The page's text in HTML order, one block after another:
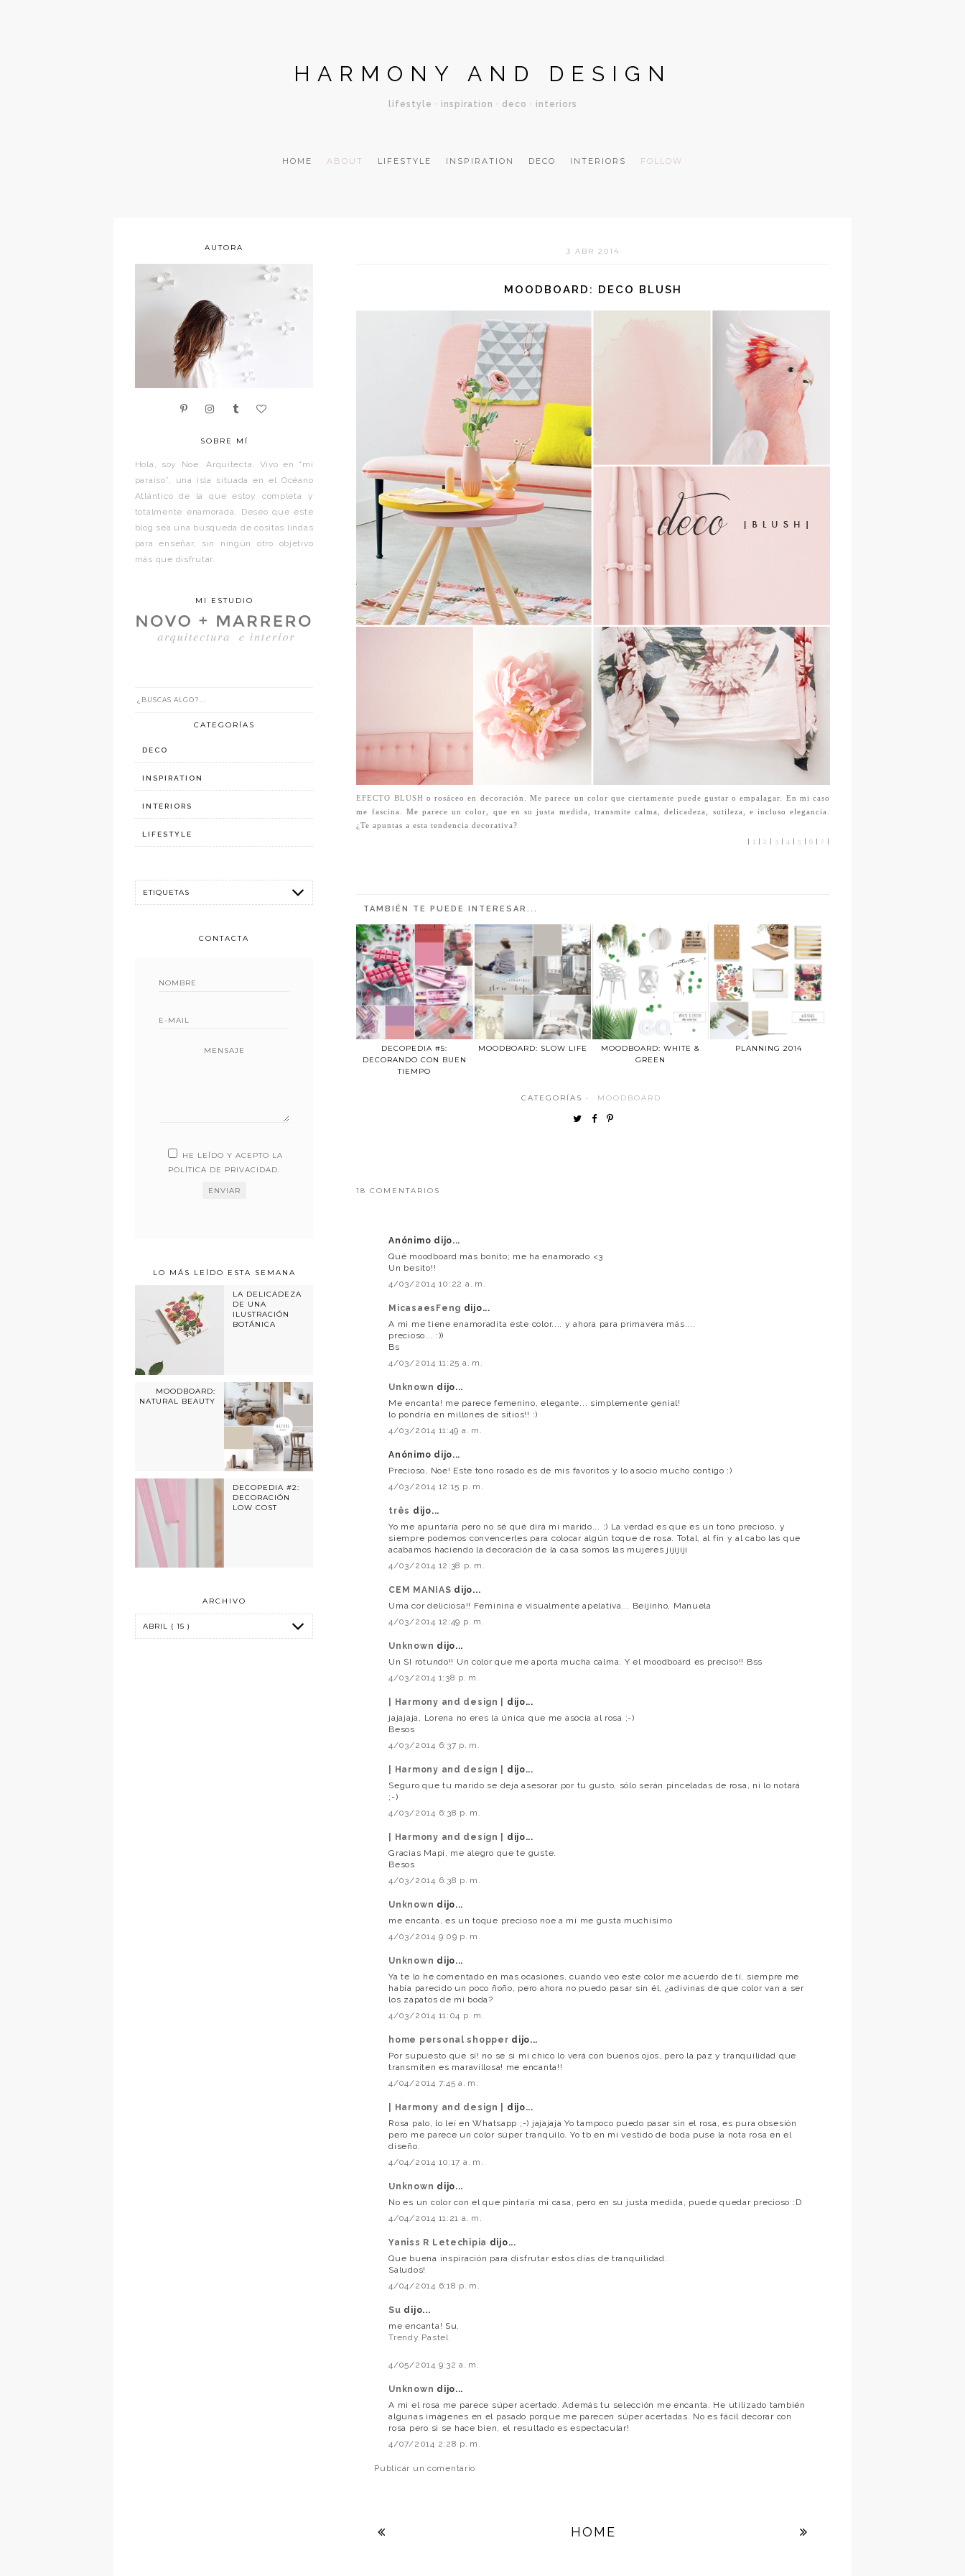
HARMONY AND DESIGN
lifestyle · inspiration · deco · interiors
HOME ABOUT LIFESTYLE INSPIRATION DECO INTERIORS FOLLOW
3 ABR 2014
MOODBOARD: DECO BLUSH
EFECTO BLUSH o rosáceo en decoración. Me parece un color que ciertamente puede gustar o empalagar. En mi caso
me fascina. Me parece un color, que en su justa medida, transmite calma, delicadeza, sutileza, e incluso elegancia.
¿Te apuntas a esta tendencia decorativa?
1 2 3 4 5 |6 |7
TAMBIÉN TE PUEDE INTERESAR...
DECOPEDIA #5:
DECORANDO CON BUEN
TIEMPO
MOODBOARD: SLOW LIFE
MOODBOARD: WHITE &
GREEN
PLANNING 2014
CATEGORÍAS · MOODBOARD
18 COMENTARIOS
Anónimo dijo...
Qué moodboard más bonito; me ha enamorado <3
Un besito!!
4/03/2014 10:22 a. m.
MicasaesFeng dijo...
A mi me tiene enamoradita este color.... y ahora para primavera más....
precioso... :))
Bs
4/03/2014 11:25 a. m.
Unknown dijo...
Me encanta! me parece femenino, elegante... simplemente genial!
lo pondría en millones de sitios!! :)
4/03/2014 11:49 a. m.
Anónimo dijo...
Precioso, Noe! Este tono rosado es de mis favoritos y lo asocio mucho contigo :)
4/03/2014 12:15 p. m.
três dijo...
Yo me apuntaría pero no sé qué dirá mi marido... ;) La verdad es que es un tono precioso, y
siempre podemos convencerles para colocar algún toque de rosa. Total, al fin y al cabo las que
acabamos haciendo la decoración de la casa somos las mujeres jijijiji
4/03/2014 12:38 p. m.
CEM MANIAS dijo...
Uma cor deliciosa!! Feminina e visualmente apelativa... Beijinho, Manuela
4/03/2014 12:49 p. m.
Unknown dijo...
Un SI rotundo!! Un color que me aporta mucha calma. Y el moodboard es preciso!! Bss
4/03/2014 1:38 p. m.
| Harmony and design | dijo...
jajajaja, Lorena no eres la única que me asocia al rosa ;-)
Besos
4/03/2014 6:37 p. m.
| Harmony and design | dijo...
Seguro que tu marido se deja asesorar por tu gusto, sólo serán pinceladas de rosa, ni lo notará
;-)
4/03/2014 6:38 p. m.
| Harmony and design | dijo...
Gracias Mapi, me alegro que te guste.
Besos
4/03/2014 6:38 p. m.
Unknown dijo...
me encanta, es un toque precioso noe a mí me gusta muchísimo
4/03/2014 9:09 p. m.
Unknown dijo...
Ya te lo he comentado en mas ocasiones, cuando veo este color me acuerdo de tí, siempre me
había parecido un poco ñoño, pero ahora no puedo pasar sin él, ¿adivinas de que color van a ser
los zapatos de mi boda?
4/03/2014 11:04 p. m.
home personal shopper dijo...
Por supuesto que sí! no se si mi chico lo verá con buenos ojos, pero la paz y tranquilidad que
transmiten es maravillosa! me encanta!!
4/04/2014 7:45 a. m.
| Harmony and design | dijo...
Rosa palo, lo leí en Whatsapp ;-) jajajaja Yo tampoco puedo pasar sin el rosa, es pura obsesión
pero me parece un color súper tranquilo. Yo tb en mi vestido de boda puse la nota rosa en el
diseño.
4/04/2014 10:17 a. m.
Unknown dijo...
No es un color con el que pintaría mi casa, pero en su justa medida, puede quedar precioso :D
4/04/2014 11:21 a. m.
Yaniss R Letechipia dijo...
Que buena inspiración para disfrutar estos días de tranquilidad.
Saludos!
4/04/2014 6:18 p. m.
Su dijo...
me encanta! Su.
Trendy Pastel
4/05/2014 9:32 a. m.
Unknown dijo...
A mi el rosa me parece súper acertado. Además tu selección me encanta. He utilizado también
algunas imágenes en el pasado porque me parecen súper acertadas. No es fácil decorar con
rosa pero si se hace bien, el resultado es espectacular!
4/07/2014 2:28 p. m.
Publicar un comentario
HOME
AUTORA
SOBRE MÍ
Hola, soy Noe. Arquitecta. Vivo en “mi
paraíso”, una isla situada en el Océano
Atlántico de la que estoy completa y
totalmente enamorada. Deseo que este
blog sea una búsqueda de cositas lindas
para enseñar, sin ningún otro objetivo
más que disfrutar.
MI ESTUDIO
CATEGORÍAS
DECO
INSPIRATION
INTERIORS
LIFESTYLE
CONTACTA
MENSAJE
HE LEÍDO Y ACEPTO LA
POLÍTICA DE PRIVACIDAD.
LO MÁS LEÍDO ESTA SEMANA
LA DELICADEZA
DE UNA
ILUSTRACIÓN
BOTÁNICA
MOODBOARD:
NATURAL BEAUTY
DECOPEDIA #2:
DECORACIÓN
LOW COST
ARCHIVO